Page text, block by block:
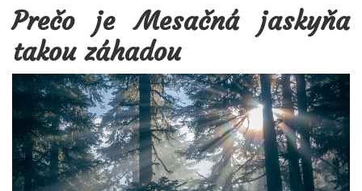
Prečo je Mesačná jaskyňa
takou záhadou